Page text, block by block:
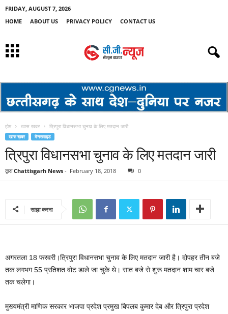
FRIDAY, AUGUST 7, 2026
HOME
ABOUT US PRIVACY POLICY CONTACT US
होम खास ख़बर त्रिपुरा विधानसभा चुनाव के लिए मतदान जारी
खास ख़बर मेनस्लाइड
त्रिपुरा विधानसभा चुनाव के लिए मतदान जारी
द्वारा Chattisgarh News - February 18, 2018 0
साझा करना
अगरतला 18 फरवरी।त्रिपुरा विधानसभा चुनाव के लिए मतदान जारी है। दोपहर तीन बजे
तक लगभग 55 प्रतिशत वोट डाले जा चुके थे। सात बजे से शुरू मतदान शाम चार बजे
तक चलेगा।
मुख्यमंत्री माणिक सरकार भाजपा प्रदेश प्रमुख बिपलब कुमार देब और त्रिपुरा प्रदेश